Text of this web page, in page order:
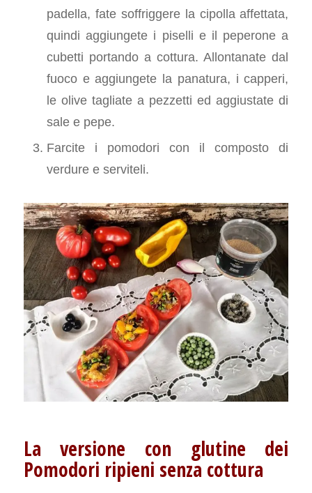
padella, fate soffriggere la cipolla affettata,
quindi aggiungete i piselli e il peperone a
cubetti portando a cottura. Allontanate dal
fuoco e aggiungete la panatura, i capperi,
le olive tagliate a pezzetti ed aggiustate di
sale e pepe.
Farcite i pomodori con il composto di
verdure e serviteli.
La versione con glutine dei
Pomodori ripieni senza cottura